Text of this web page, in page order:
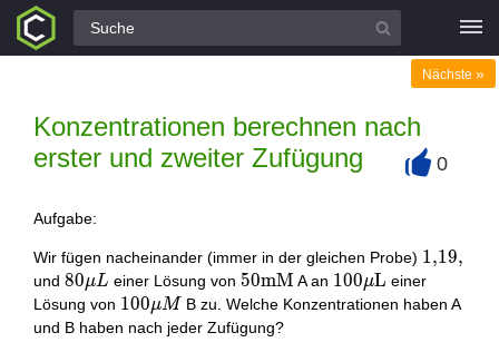
Alle Fragen
Konzentrationen berechnen nach
erster und zweiter Zufügung
Nächste »
0
Aufgabe:
Wir fügen nacheinander (immer in der gleichen Probe) 1,19,
1,19,
und 80
\mu
L
80μL einer Lösung von 50
\mathrm{mM}
50mM A an 100 \mu
\mathrm{L}
100μL einer
Lösung von 100
\mu
100μM B zu. Welche Konzentrationen haben A
und B haben nach jeder Zufügung?